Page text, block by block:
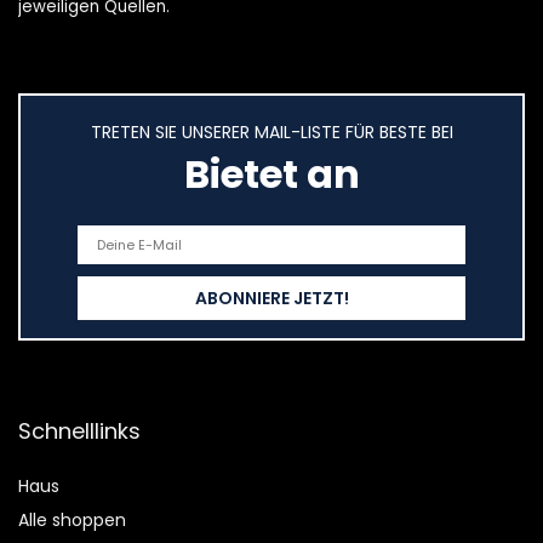
jeweiligen Quellen.
TRETEN SIE UNSERER MAIL-LISTE FÜR BESTE BEI
Bietet an
Schnelllinks
Haus
Alle shoppen